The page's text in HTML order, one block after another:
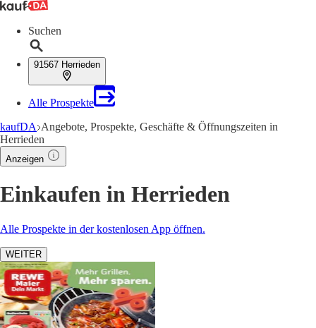
Suchen
91567 Herrieden
Alle Prospekte
kaufDA Angebote, Prospekte, Geschäfte & Öffnungszeiten in
Herrieden
Anzeigen
Einkaufen in Herrieden
Alle Prospekte in der kostenlosen App öffnen.
WEITER